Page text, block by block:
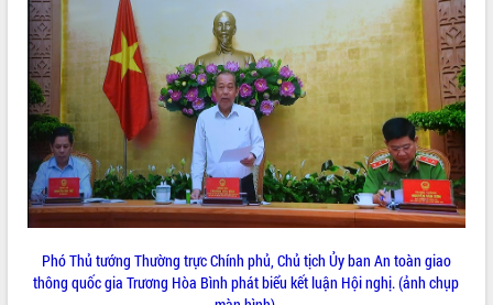
tầng kỹ thuật Cụm công nghiệp Tân
Tiến
Gặp mặt các cơ quan báo chí nhân Kỷ
niệm 101 năm Ngày Báo chí Cách
mạng Việt Nam
Đắk Lắk sơ kết 4 năm triển khai thực
hiện Đề án 06 của Chính phủ
Họp báo thông tin về Hội nghị Công bố
Quy hoạch và Xúc tiến đầu tư tỉnh Đắk
Lắk
Khơi thông điểm nghẽn, đẩy nhanh
giải ngân vốn khắc phục thiên tai
Phó Thủ tướng Thường trực Chính phủ, Chủ tịch Ủy ban An toàn giao
thông quốc gia Trương Hòa Bình phát biểu kết luận Hội nghị. (ảnh chụp